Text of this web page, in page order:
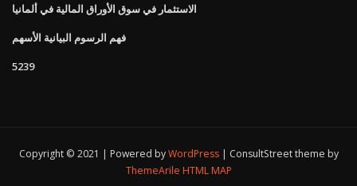
الاستثمار في سوق الأوراق المالية في ألمانيا
فهم الرسوم البيانية الأسهم
5239
Copyright © 2021 | Powered byWordPress
ConsultStreet theme by
ThemeArile HTML MAP